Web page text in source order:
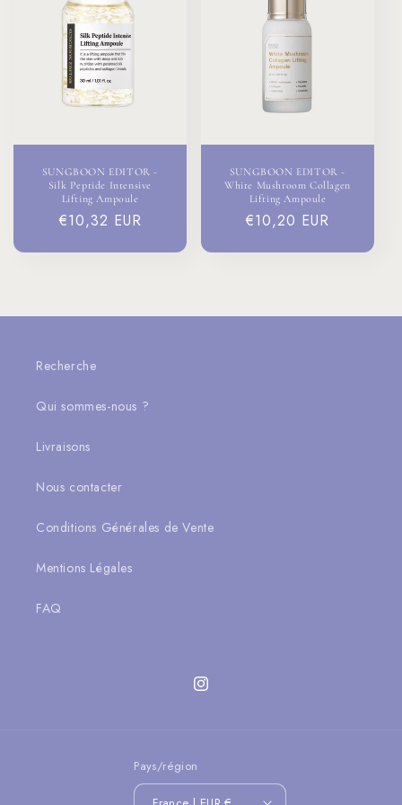
SUNGBOON EDITOR -
Silk Peptide Intensive
Lifting Ampoule
Prix
€10,32 EUR
SUNGBOON EDITOR -
White Mushroom Collagen
Lifting Ampoule
Prix
€10,20 EUR
Recherche
Qui sommes-nous ?
Livraisons
Nous contacter
Conditions Générales de Vente
Mentions Légales
FAQ
Instagram
Pays/région